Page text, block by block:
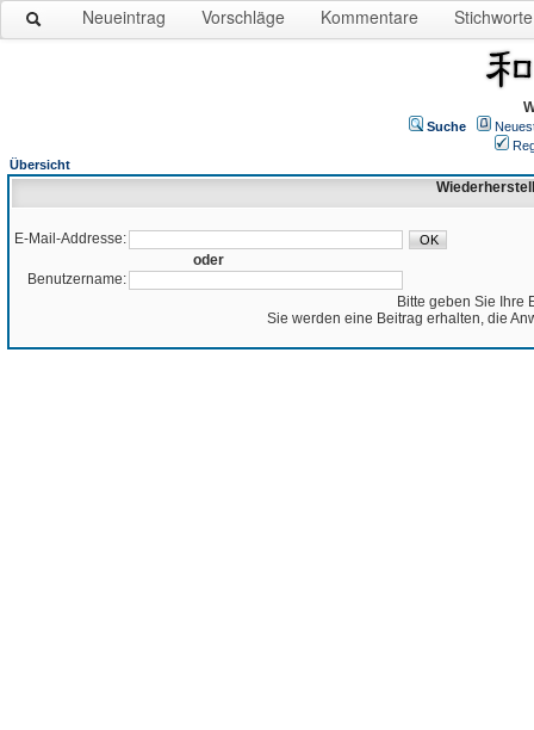
Neueintrag Vorschläge Kommentare Stichworte
Suche
Übersicht
E-Mail-Addresse:
oder
Benutzername:
Bitte geben Sie Ihre
Sie werden eine Beitrag erhalten, die